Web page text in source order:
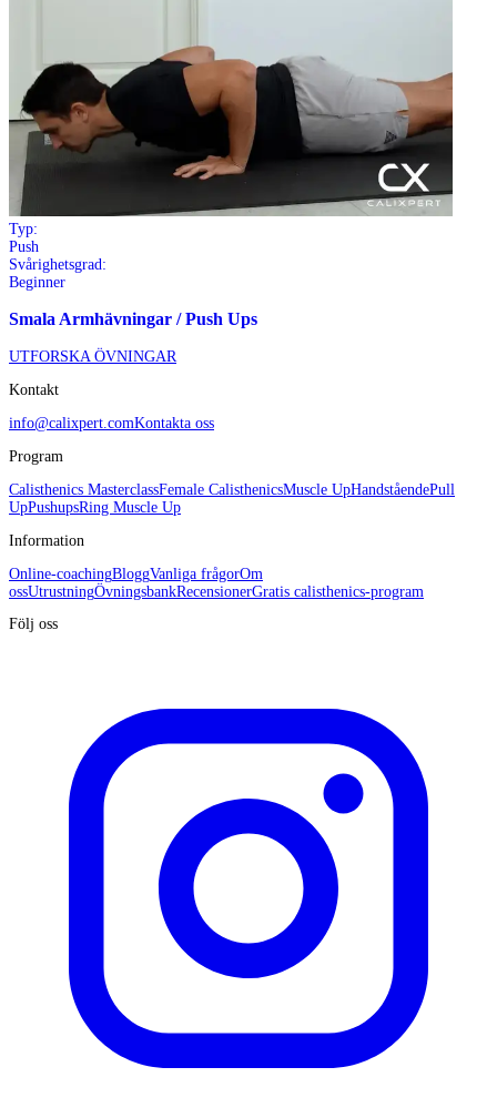
Typ:
Push
Svårighetsgrad:
Beginner
Smala Armhävningar / Push Ups
UTFORSKA ÖVNINGAR
Kontakt
info@calixpert.comKontakta oss
Program
Calisthenics MasterclassFemale CalisthenicsMuscle UpHandståendePull
UpPushupsRing Muscle Up
Information
Online-coachingBloggVanliga frågorOm
ossUtrustningÖvningsbankRecensionerGratis calisthenics-program
Följ oss